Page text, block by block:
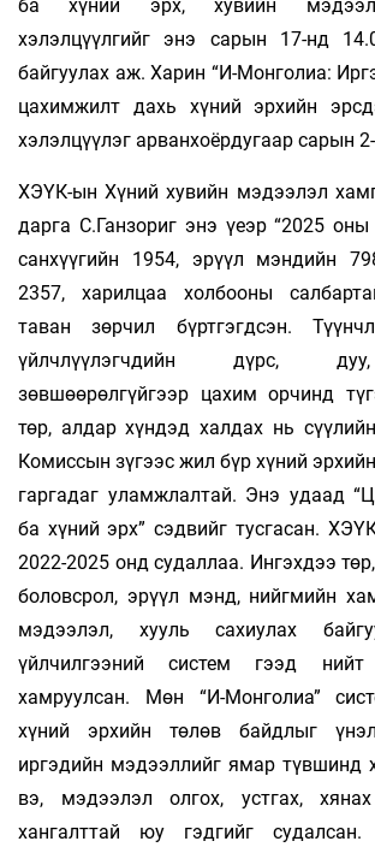
ба хүний эрх, хувийн
хэлэлцүүлгийг энэ сарын 17-нд
байгуулах аж. Харин “И-Монголиа:
цахимжилт дахь хүний эрхийн
хэлэлцүүлэг арванхоёрдугаар сарын
ХЭҮК-ын Хүний хувийн мэдээлэл
дарга С.Ганзориг энэ үеэр “2025
санхүүгийн 1954, эрүүл мэндийн
2357, харилцаа холбооны
таван зөрчил бүртгэгдсэн.
үйлчлүүлэгчдийн дүрс,
зөвшөөрөлгүйгээр цахим орчинд
төр, алдар хүндэд халдах нь
Комиссын зүгээс жил бүр хүний
гаргадаг уламжлалтай. Энэ удаад
ба хүний эрх” сэдвийг тусгасан.
2022-2025 онд судаллаа. Ингэхдээ
боловсрол, эрүүл мэнд, нийгмийн
мэдээлэл, хууль сахиулах
үйлчилгээний систем гээд
хамруулсан. Мөн “И-Монголиа”
хүний эрхийн төлөв байдлыг
иргэдийн мэдээллийг ямар түвшинд
вэ, мэдээлэл олгох, устгах,
хангалттай юу гэдгийг